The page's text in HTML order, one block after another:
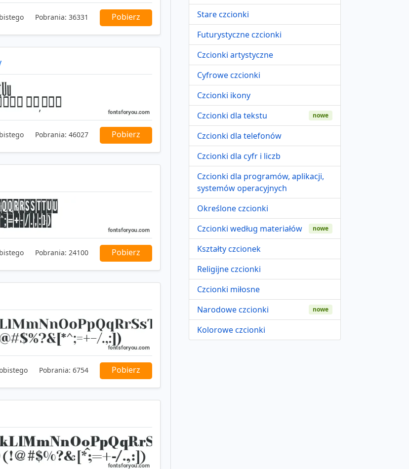
Pobrania: 36331 Pobierz
Pobrania: 46027 Pobierz
Pobrania: 24100 Pobierz
Pobrania: 6754 Pobierz
Stare czcionki
Futurystyczne czcionki
Czcionki artystyczne
Cyfrowe czcionki
Czcionki ikony
Czcionki dla tekstu
nowe
Czcionki dla telefonów
Czcionki dla cyfr i liczb
Czcionki dla programów, aplikacji,
systemów operacyjnych
Określone czcionki
Czcionki według materiałów
nowe
Kształty czcionek
Religijne czcionki
Czcionki miłosne
Narodowe czcionki
nowe
Kolorowe czcionki